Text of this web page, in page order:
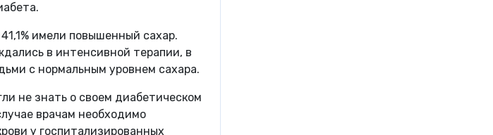
имели повышенный сахар.
в интенсивной терапии, в
с нормальным уровнем сахара.
не знать о своем диабетическом
врачам необходимо
у госпитализированных